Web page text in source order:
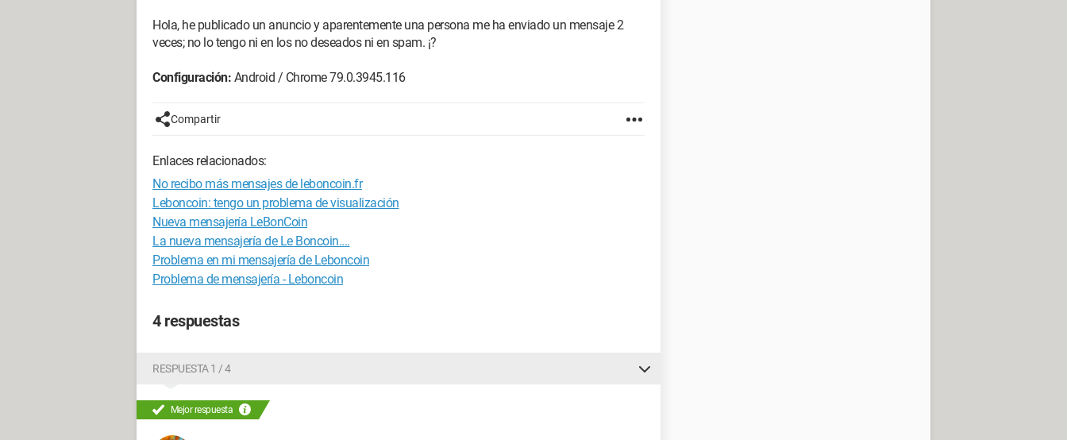
Hola, he publicado un anuncio y aparentemente una persona me ha enviado un mensaje 2
veces; no lo tengo ni en los no deseados ni en spam. ¡?
Configuración: Android / Chrome 79.0.3945.116
Compartir
Enlaces relacionados:
No recibo más mensajes de leboncoin.fr
Leboncoin: tengo un problema de visualización
Nueva mensajería LeBonCoin
La nueva mensajería de Le Boncoin....
Problema en mi mensajería de Leboncoin
Problema de mensajería - Leboncoin
4 respuestas
RESPUESTA 1 / 4
Mejor respuesta